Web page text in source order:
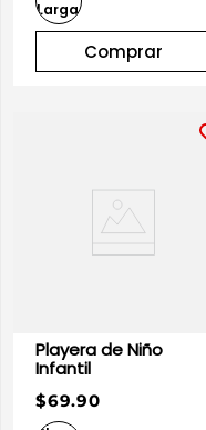
Comprar
Playera de Niño
Infantil
$69.90